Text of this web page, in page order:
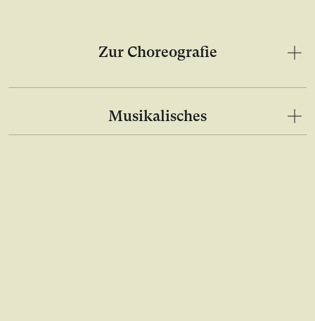
Zur Choreografie
Musikalisches